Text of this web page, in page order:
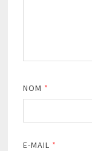
NOM *
E-MAIL *